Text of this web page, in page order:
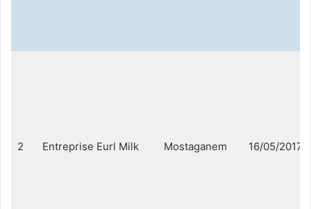
2 Entreprise Eurl Milk Mostaganem 16/05/2017